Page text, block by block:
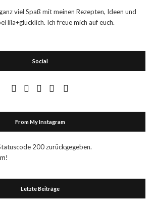
viel Spaß mit meinen Rezepten, Ideen und
lila+glücklich. Ich freue mich auf euch.
Social
From My Instagram
200 zurückgegeben.
Letzte Beiträge